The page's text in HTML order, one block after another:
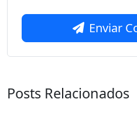
Enviar
Posts Relacionados